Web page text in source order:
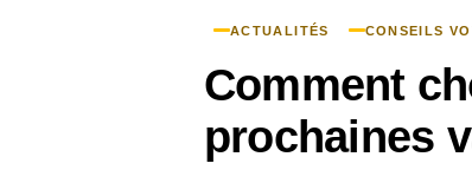
ACTUALITÉS CONSEILS
Comment
prochaines